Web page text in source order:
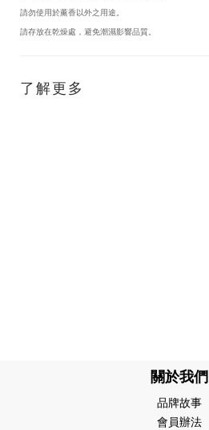
請勿使用於薰香以外之用途。
請存放在乾燥處，避免潮濕影響品質。
了解更多
關於我們
品牌故事
會員辦法